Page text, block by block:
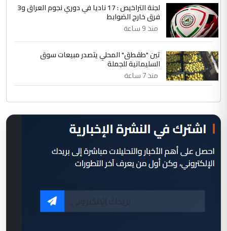
لجنة التراخيص : 17 ناديا في دوري نجوم العراق و3
فرق خارج الضوابط
منذ 9 ساعة
تين "طقطق" المحلي يتصدر مبيعات سوق
السليمانية للجملة
منذ 7 ساعة